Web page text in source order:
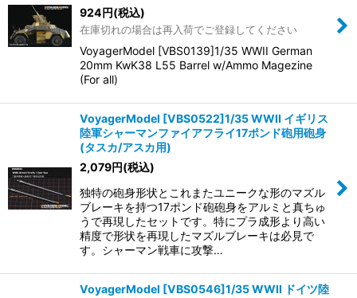
924円(税込)
在庫切れの場合は再入荷でご登録してください
VoyagerModel [VBS0139]1/35 WWII German
20mm KwK38 L55 Barrel w/Ammo Magezine
(For all)
VoyagerModel [VBS0522]1/35 WWII イギリス
陸軍シャーマンファイアフライ17ポンド砲用砲身
(タスカ/アスカ用)
2,079円(税込)
独特の砲身形状とこれまたユニークな形のマズル
ブレーキを持つ17ポンド砲砲身をアルミと真ちゅ
うで再現したセットです。特にプラ成形より高い
精度で形状を再現したマズルブレーキは必見で
す。シャーマン戦車に攻撃…
VoyagerModel [VBS0546]1/35 WWII ドイツ陸